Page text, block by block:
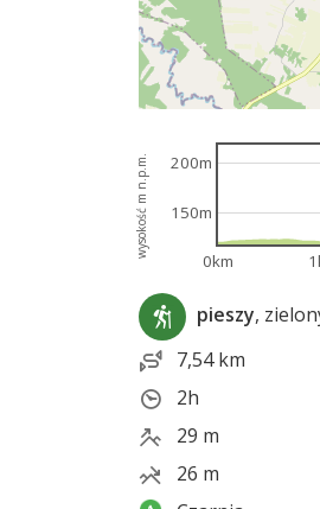
wysokość m n.p.m.
0km
150m
200m
pieszy,
7,54 km
2h
29 m
26 m